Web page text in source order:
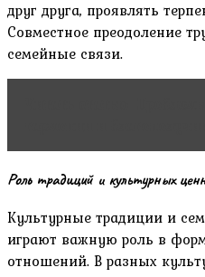
друг друга, проявлять
Совместное преодоление
семейные связи.
Роль традиций и культурных
Культурные традиции и
играют важную роль в
отношений. В разных